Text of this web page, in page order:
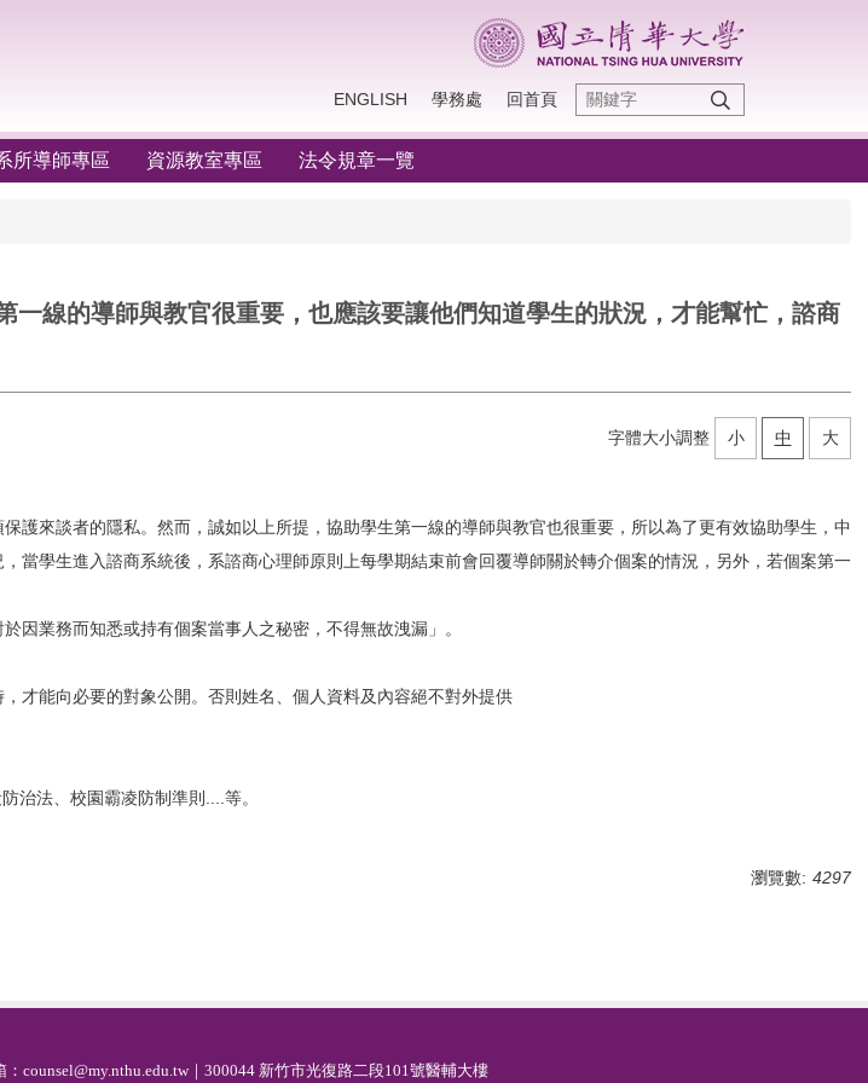
ENGLISH 學務處 回首頁
所導師專區 資源教室專區 法令規章一覽
線的導師與教官很重要，也應該要讓他們知道學生的狀況，才能幫忙，諮商
字體大小調整 小 中 大
來談者的隱私。然而，誠如以上所提，協助學生第一線的導師與教官也很重要，所以為了更有效協助學生，中
當學生進入諮商系統後，系諮商心理師原則上每學期結束前會回覆導師關於轉介個案的情況，另外，若個案第一
因業務而知悉或持有個案當事人之秘密，不得無故洩漏」。
才能向必要的對象公開。否則姓名、個人資料及內容絕不對外提供
治法、校園霸凌防制準則....等。
瀏覽數: 4297
counsel@my.nthu.edu.tw｜300044 新竹市光復路二段101號醫輔大樓